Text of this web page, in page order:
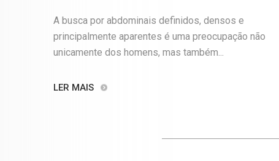
A busca por abdominais definidos, densos e
principalmente aparentes é uma preocupação não
unicamente dos homens, mas também...
LER MAIS